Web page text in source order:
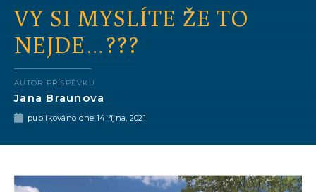
VY SI MYSLÍTE ŽE TO
NEJDE…???
AUTOR PŘÍSPĚVKU
Jana Braunova
publikováno dne 14 října, 2021